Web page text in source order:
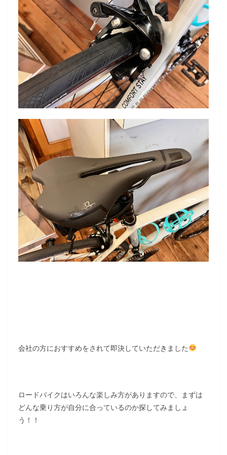
会社の方におすすめをされて即決していただきました
ロードバイクはいろんな楽しみ方がありますので、まずは
どんな乗り方が自分に合っているのか探してみましょ
う！！